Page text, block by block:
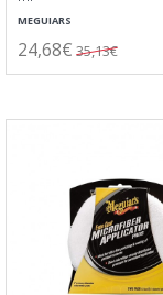
MEGUIARS
24,68€ 35,13€